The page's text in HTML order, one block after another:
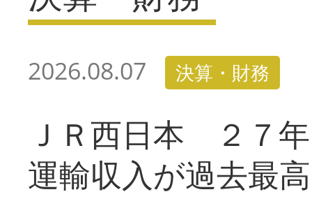
2026.08.07 決算・財務
ＪＲ西日本 ２７
運輸収入が過去最高